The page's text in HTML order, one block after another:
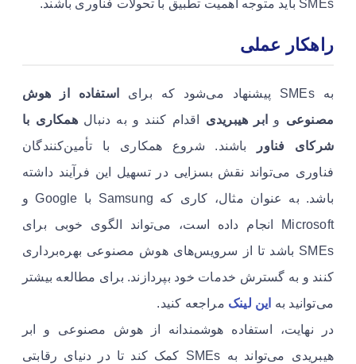
SMEs باید متوجه اهمیت تطبیق با تحولات فناوری باشند.
راهکار عملی
به SMEs پیشنهاد می‌شود که برای
استفاده از هوش
مصنوعی و ابر هیبریدی اقدام کنند و به دنبالهمکاری با
شرکای فناور
باشند. شروع همکاری با تأمین‌کنندگان
فناوری می‌تواند نقش بسزایی در تسهیل این فرآیند داشته
باشد. به عنوان مثال، کاری که Samsung با Google و
Microsoft انجام داده است، می‌تواند الگوی خوبی برای
SMEs باشد تا از سرویس‌های هوش مصنوعی بهره‌برداری
کنند و به گسترش خدمات خود بپردازند. برای مطالعه بیشتر
می‌توانید به این لینک مراجعه کنید.
در نهایت، استفاده هوشمندانه از هوش مصنوعی و ابر
هیبریدی می‌تواند به SMEs کمک کند تا در دنیای رقابتی